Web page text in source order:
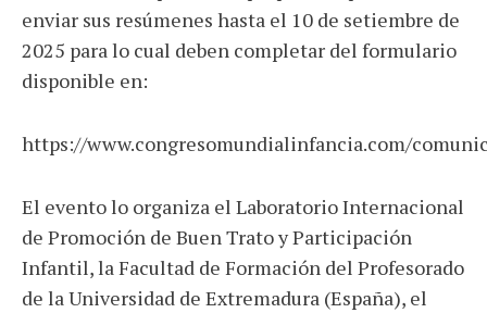
enviar sus resúmenes hasta el 10 de setiembre de
2025 para lo cual deben completar del formulario
disponible en:
https://www.congresomundialinfancia.com/
El evento lo organiza el Laboratorio Internacional
de Promoción de Buen Trato y Participación
Infantil, la Facultad de Formación del Profesorado
de la Universidad de Extremadura (España), el